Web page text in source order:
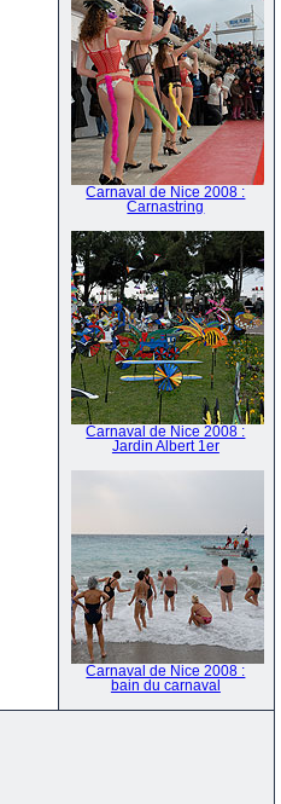
Carnaval de Nice 2008 :
Carnastring
Carnaval de Nice 2008 :
Jardin Albert 1er
Carnaval de Nice 2008 :
bain du carnaval